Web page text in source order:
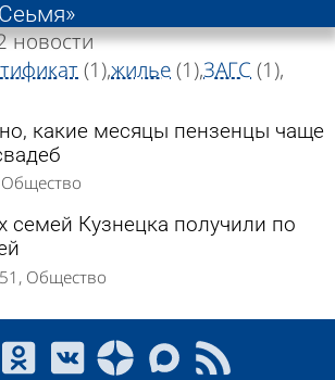
новости
(1)жилье(1)ЗАГС (1)
какие месяцы пензенцы чаще
Общество
семей Кузнецка получили по
Общество